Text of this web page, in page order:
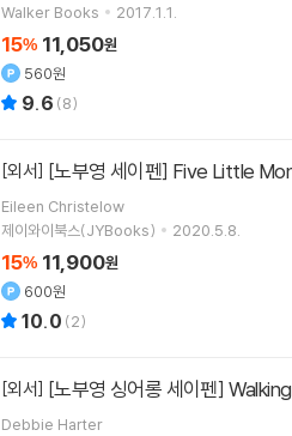
Walker Books
2017.1.1.
15% 11,050원
560원
9.6 (8)
[외서] [노부영 세이펜] Five Little
Eileen Christelow
제이와이북스(JYBooks)
2020.5.8.
15% 11,900원
600원
10.0 (2)
[외서] [노부영 싱어롱 세이펜]
Debbie Harter